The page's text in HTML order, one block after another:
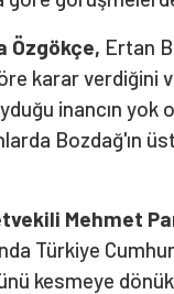
Özgökçe, Ertan
karar verdiğini
inancın yok
Bozdağ'ın
Mehmet
Türkiye
kesmeye